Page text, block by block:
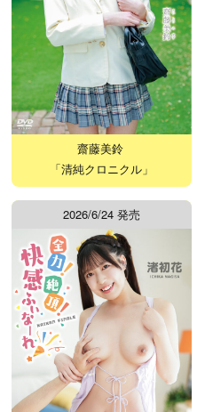
齋藤美鈴
「清純クロニクル」
2026/6/24 発売